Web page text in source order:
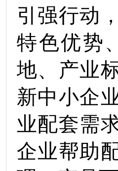
引强行动
特色优势
地、产业
新中小企
业配套需
企业帮助